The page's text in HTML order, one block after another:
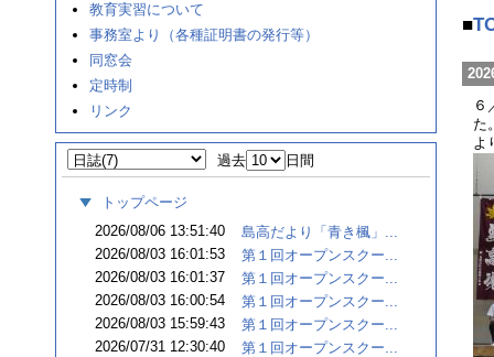
教育実習について
事務室より（各種証明書の発行等）
同窓会
定時制
リンク
過去 日間
トップページ
2026/08/06 13:51:40
島高だより「青き楓」...
2026/08/03 16:01:53
第１回オープンスクー...
2026/08/03 16:01:37
第１回オープンスクー...
2026/08/03 16:00:54
第１回オープンスクー...
2026/08/03 15:59:43
第１回オープンスクー...
2026/07/31 12:30:40
第１回オープンスクー...
■
６
た
よ